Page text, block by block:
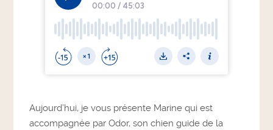
Aujourd’hui, je vous présente Marine qui est
accompagnée par Odor, son chien guide de la